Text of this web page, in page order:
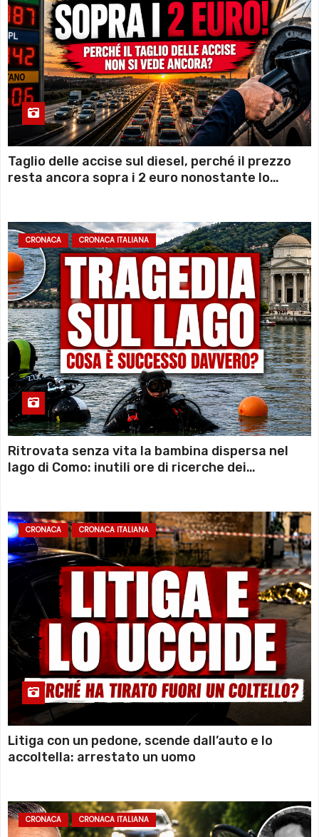
Taglio delle accise sul diesel, perché il prezzo
resta ancora sopra i 2 euro nonostante lo
CRONACA CRONACA ITALIANA
Ritrovata senza vita la bambina dispersa nel
lago di Como: inutili ore di ricerche dei
CRONACA CRONACA ITALIANA
Litiga con un pedone, scende dall’auto e lo
accoltella: arrestato un uomo
CRONACA CRONACA ITALIANA